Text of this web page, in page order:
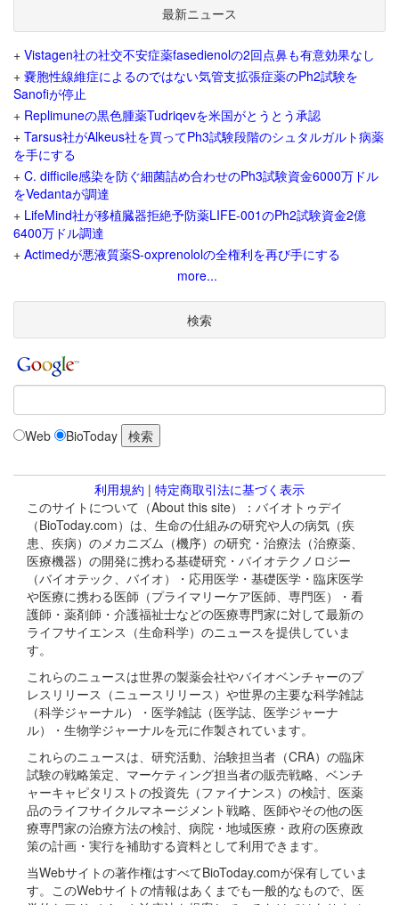
最新ニュース
+ Vistagen社の社交不安症薬fasedienolの2回点鼻も有意効果なし
+ 嚢胞性線維症によるのではない気管支拡張症薬のPh2試験を
Sanofiが停止
+ Replimuneの黒色腫薬Tudriqevを米国がとうとう承認
+ Tarsus社がAlkeus社を買ってPh3試験段階のシュタルガルト病薬
を手にする
+ C. difficile感染を防ぐ細菌詰め合わせのPh3試験資金6000万ドル
をVedantaが調達
+ LifeMind社が移植臓器拒絶予防薬LIFE-001のPh2試験資金2億
6400万ドル調達
+ Actimedが悪液質薬S-oxprenololの全権利を再び手にする
more...
検索
Web BioToday
利用規約 | 特定商取引法に基づく表示
このサイトについて（About this site）：バイオトゥデイ
（BioToday.com）は、生命の仕組みの研究や人の病気（疾
患、疾病）のメカニズム（機序）の研究・治療法（治療薬、
医療機器）の開発に携わる基礎研究・バイオテクノロジー
（バイオテック、バイオ）・応用医学・基礎医学・臨床医学
や医療に携わる医師（プライマリーケア医師、専門医）・看
護師・薬剤師・介護福祉士などの医療専門家に対して最新の
ライフサイエンス（生命科学）のニュースを提供していま
す。
これらのニュースは世界の製薬会社やバイオベンチャーのプ
レスリリース（ニュースリリース）や世界の主要な科学雑誌
（科学ジャーナル）・医学雑誌（医学誌、医学ジャーナ
ル）・生物学ジャーナルを元に作製されています。
これらのニュースは、研究活動、治験担当者（CRA）の臨床
試験の戦略策定、マーケティング担当者の販売戦略、ベンチ
ャーキャピタリストの投資先（ファイナンス）の検討、医薬
品のライフサイクルマネージメント戦略、医師やその他の医
療専門家の治療方法の検討、病院・地域医療・政府の医療政
策の計画・実行を補助する資料として利用できます。
当Webサイトの著作権はすべてBioToday.comが保有していま
す。このWebサイトの情報はあくまでも一般的なもので、医